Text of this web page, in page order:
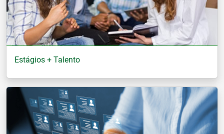
Estágios + Talento